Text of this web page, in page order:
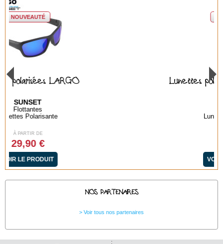
Lunettes polarisées BAYA GREEN
NOS PARTENAIRES
Voir tous nos partenaires